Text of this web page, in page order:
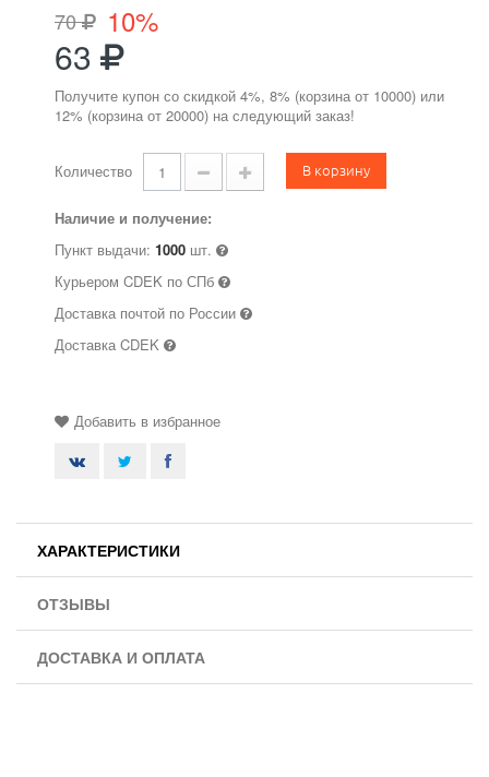
70 10%
63
Получите купон со скидкой 4%, 8% (корзина от 10000) или
12% (корзина от 20000) на следующий заказ!
Количество В корзину
Наличие и получение:
Пункт выдачи: 1000 шт.
Курьером CDEK по СПб
Доставка почтой по России
Доставка CDEK
Добавить в избранное
ХАРАКТЕРИСТИКИ
ОТЗЫВЫ
ДОСТАВКА И ОПЛАТА